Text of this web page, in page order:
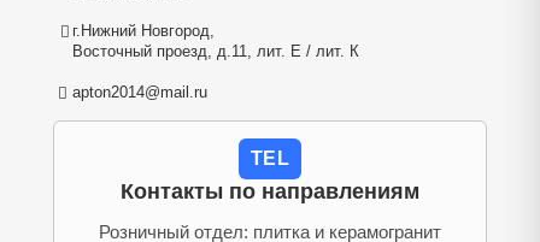
г.Нижний Новгород,
Восточный проезд, д.11, лит. Е / лит. К
apton2014@mail.ru
TEL
Контакты по направлениям
Розничный отдел: плитка и керамогранит